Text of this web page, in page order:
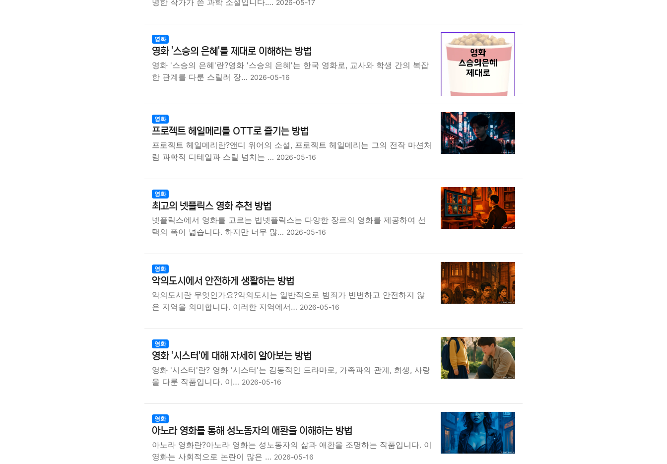
명한 작가가 쓴 과학 소설입니다.… 2026-05-17
영화
영화 '스승의 은혜'를 제대로 이해하는 방법
영화 '스승의 은혜'란?영화 '스승의 은혜'는 한국 영화로, 교사와 학생 간의 복잡
한 관계를 다룬 스릴러 장… 2026-05-16
영화
프로젝트 헤일메리를 OTT로 즐기는 방법
프로젝트 헤일메리란?앤디 위어의 소설, 프로젝트 헤일메리는 그의 전작 마션처
럼 과학적 디테일과 스릴 넘치는 … 2026-05-16
영화
최고의 넷플릭스 영화 추천 방법
넷플릭스에서 영화를 고르는 법넷플릭스는 다양한 장르의 영화를 제공하여 선
택의 폭이 넓습니다. 하지만 너무 많… 2026-05-16
영화
악의도시에서 안전하게 생활하는 방법
악의도시란 무엇인가요?악의도시는 일반적으로 범죄가 빈번하고 안전하지 않
은 지역을 의미합니다. 이러한 지역에서… 2026-05-16
영화
영화 '시스터'에 대해 자세히 알아보는 방법
영화 '시스터'란? 영화 '시스터'는 감동적인 드라마로, 가족과의 관계, 희생, 사랑
을 다룬 작품입니다. 이… 2026-05-16
영화
아노라 영화를 통해 성노동자의 애환을 이해하는 방법
아노라 영화란?아노라 영화는 성노동자의 삶과 애환을 조명하는 작품입니다. 이
영화는 사회적으로 논란이 많은 … 2026-05-16